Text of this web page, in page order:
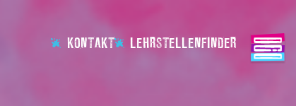
KONTAKT LEHRSTELLENFINDER